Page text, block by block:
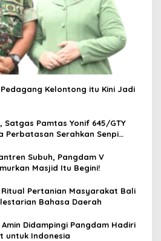
Pedagang Kelontong itu Kini Jadi
Satgas Pamtas Yonif 645/GTY
Perbatasan Serahkan Senpi
Subuh, Pangdam V
Masjid Itu Begini!
Ritual Pertanian Masyarakat Bali
Bahasa Daerah
Amin Didampingi Pangdam Hadiri
untuk Indonesia